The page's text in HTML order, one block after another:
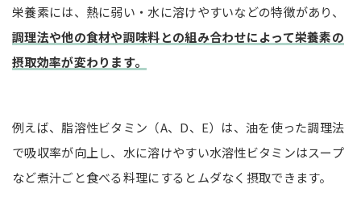
栄養素には、熱に弱い・水に溶けやすいなどの特徴があり、
調理法や他の食材や調味料との組み合わせによって栄養素の
摂取効率が変わります。
例えば、脂溶性ビタミン（A、D、E）は、油を使った調理法
で吸収率が向上し、水に溶けやすい水溶性ビタミンはスープ
など煮汁ごと食べる料理にするとムダなく摂取できます。